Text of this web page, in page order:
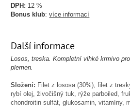
DPH: 12 %
Bonus klub:více informací
Další informace
Losos, treska. Kompletní vlhké krmivo
plemen.
Složení: Filet z lososa (30%), filet z
rybí olej, živočišný tuk, rýže parboiled,
chondroitin sulfát, glukosamin, vitamíny,